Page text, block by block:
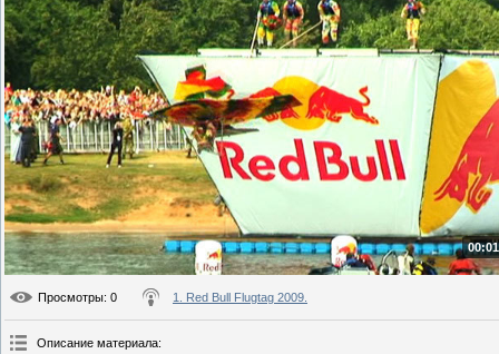
Просмотры: 0 1. Red Bull Flugtag 2009.
Описание материала: